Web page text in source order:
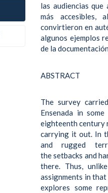
las audiencias
más accesibles,
convirtieron en
algunos ejemplos
de la
ABSTRACT
The survey
Ensenada in
eighteenth century
carrying it out. In
and rugged
the setbacks and
there. Thus,
assignments in
explores some